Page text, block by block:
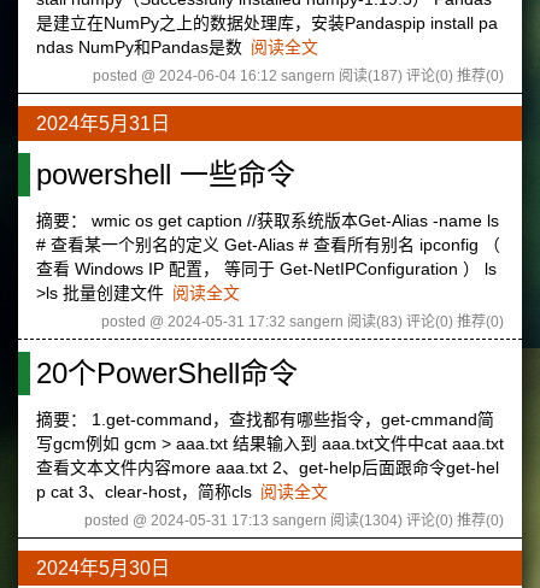
是建立在NumPy之上的数据处理库，安装Pandaspip install pa
ndas NumPy和Pandas是数 阅读全文
posted @ 2024-06-04 16:12 sangern 阅读(187) 评论(0) 推荐(0)
2024年5月31日
powershell 一些命令
摘要： wmic os get caption //获取系统版本Get-Alias -name ls
# 查看某一个别名的定义 Get-Alias # 查看所有别名 ipconfig （
查看 Windows IP 配置， 等同于 Get-NetIPConfiguration ） ls
>ls 批量创建文件 阅读全文
posted @ 2024-05-31 17:32 sangern 阅读(83) 评论(0) 推荐(0)
20个PowerShell命令
摘要： 1.get-command，查找都有哪些指令，get-cmmand简
写gcm例如 gcm > aaa.txt 结果输入到 aaa.txt文件中cat aaa.txt
查看文本文件内容more aaa.txt 2、get-help后面跟命令get-hel
p cat 3、clear-host，简称cls 阅读全文
posted @ 2024-05-31 17:13 sangern 阅读(1304) 评论(0) 推荐(0)
2024年5月30日